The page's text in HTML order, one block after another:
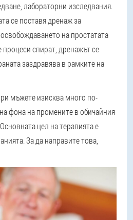
лабораторни изследвания.
се поставя дренаж за
на простатата
спират, дренажът се
заздравява в рамките на
мъжете изисква много по-
фона на промените в обичайния
цел на терапията е
За да направите това,